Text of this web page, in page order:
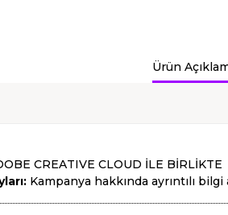
Ürün
Kampanya hakkında ayrıntılı